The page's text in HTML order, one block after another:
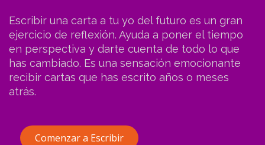
Escribir una carta a tu yo del futuro es un gran
ejercicio de reflexión. Ayuda a poner el tiempo
en perspectiva y darte cuenta de todo lo que
has cambiado. Es una sensación emocionante
recibir cartas que has escrito años o meses
atrás.
Comenzar a Escribir